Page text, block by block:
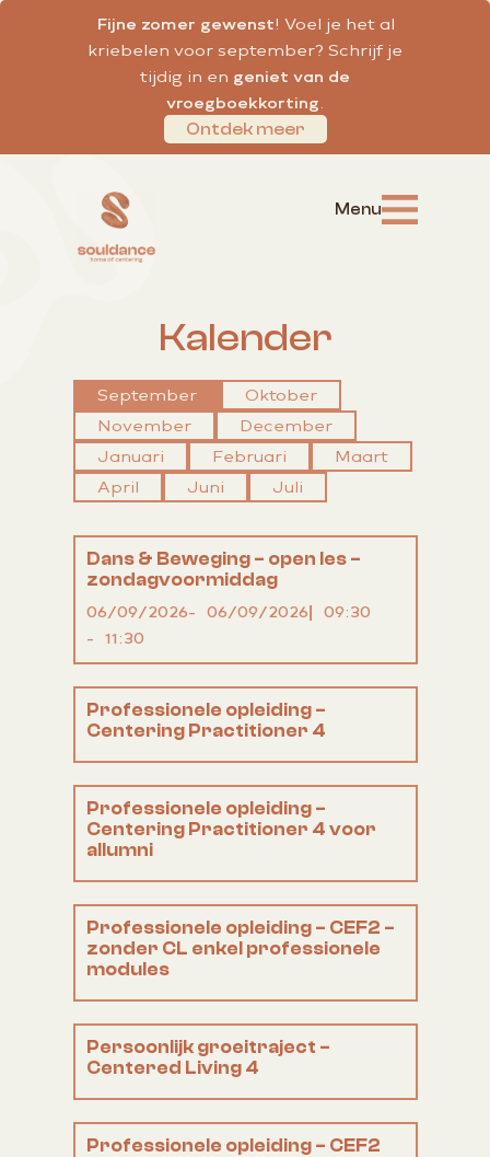
Fijne zomer gewenst! Voel je het al
kriebelen voor september? Schrijf je
tijdig in en geniet van de
vroegboekkorting.
Ontdek meer
Kalender
September
Oktober
November
December
Januari
Februari
Maart
April
Juni Juli
Dans & Beweging – open les –
zondagvoormiddag
06/09/2026 06/09/2026
09:30
11:30
Professionele opleiding –
Centering Practitioner 4
Professionele opleiding –
Centering Practitioner 4 voor
allumni
Professionele opleiding – CEF2 –
zonder CL enkel professionele
modules
Persoonlijk groeitraject –
Centered Living 4
Professionele opleiding – CEF2